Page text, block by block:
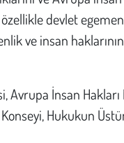
devlet
ve insan
Avrupa İnsan
Hukukun